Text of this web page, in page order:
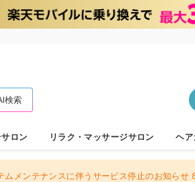
検索
ロン リラク・マッサージサロン ヘ
ムメンテナンスに伴うサービス停止のお知ら